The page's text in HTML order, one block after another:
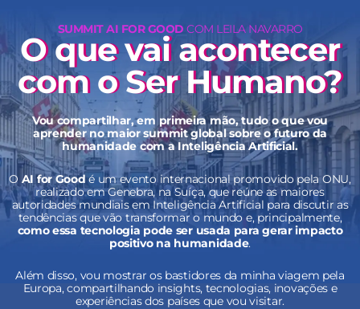
SUMMIT AI FOR GOOD COM LEILA NAVARRO
O que vai acontecer
com o Ser Humano?
Vou compartilhar, em primeira mão, tudo o que vou
aprender no maior summit global sobre o futuro da
humanidade com a Inteligência Artificial.
O AI for Goodé um evento internacional promovido pela ONU,
realizado em Genebra, na Suíça, que reúne as maiores
autoridades mundiais em Inteligência Artificial para discutir as
tendências que vão transformar o mundo e, principalmente,
como essa tecnologia pode ser usada para gerar impacto
positivo na humanidade.
Além disso, vou mostrar os bastidores da minha viagem pela
Europa, compartilhando insights, tecnologias, inovações e
experiências dos países que vou visitar.